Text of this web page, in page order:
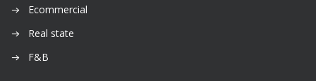
Ecommercial
Real state
F&B